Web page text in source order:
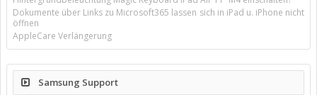
Dokumente über Links zu Microsoft365 lassen sich in iPad u. iPhone nicht
öffnen
AppleCare Verlängerung
Samsung Support